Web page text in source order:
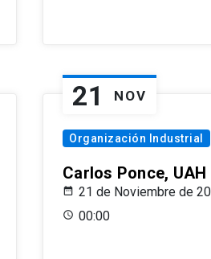
21 NOV
Organización Industrial
Carlos Ponce, UAH
21 de Noviembre de
00:00